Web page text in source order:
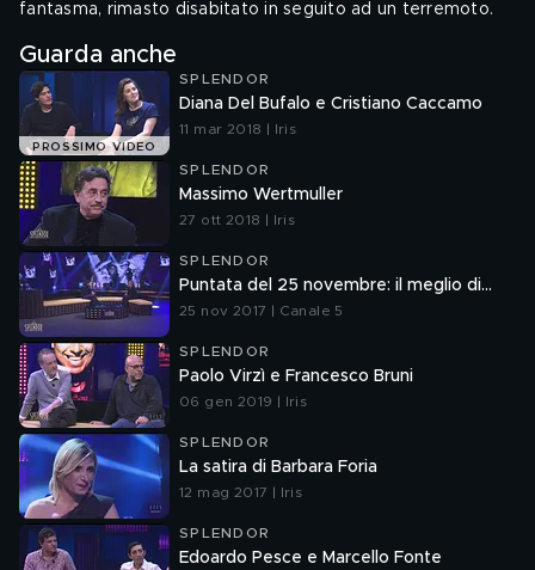
fantasma, rimasto disabitato in seguito ad un terremoto.
Guarda anche
PROSSIMO VIDEO
SPLENDOR
Diana Del Bufalo e Cristiano Caccamo
11 mar 2018 | Iris
SPLENDOR
Massimo Wertmuller
27 ott 2018 | Iris
SPLENDOR
Puntata del 25 novembre: il meglio di...
25 nov 2017 | Canale 5
SPLENDOR
Paolo Virzì e Francesco Bruni
06 gen 2019 | Iris
SPLENDOR
La satira di Barbara Foria
12 mag 2017 | Iris
SPLENDOR
Edoardo Pesce e Marcello Fonte